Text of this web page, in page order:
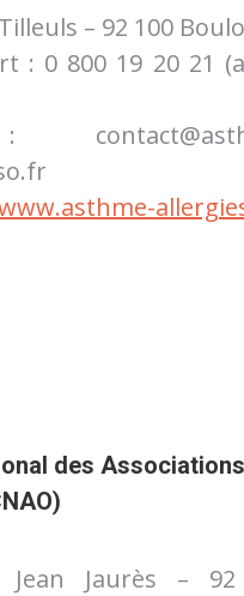
– 92 100
: 0 800 19 20 21
des Associations
Jean Jaurès –